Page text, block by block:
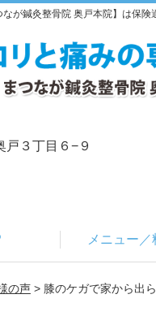
が鍼灸整骨院 奥戸本院】は保険
戸３丁目６−９
メニュー／
の声> 膝のケガで家から出